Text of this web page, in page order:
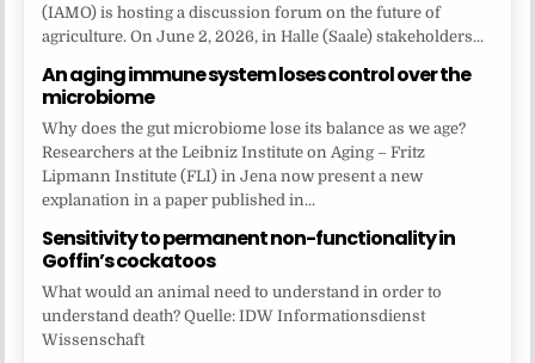
(IAMO) is hosting a discussion forum on the future of
agriculture. On June 2, 2026, in Halle (Saale) stakeholders...
An aging immune system loses control over the
microbiome
Why does the gut microbiome lose its balance as we age?
Researchers at the Leibniz Institute on Aging – Fritz
Lipmann Institute (FLI) in Jena now present a new
explanation in a paper published in...
Sensitivity to permanent non-functionality in
Goffin’s cockatoos
What would an animal need to understand in order to
understand death? Quelle: IDW Informationsdienst
Wissenschaft